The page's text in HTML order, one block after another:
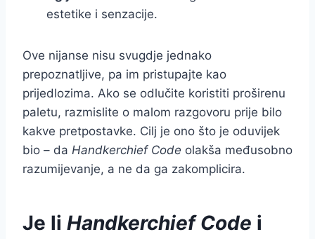
estetike i senzacije.
Ove nijanse nisu svugdje jednako
prepoznatljive, pa im pristupajte kao
prijedlozima. Ako se odlučite koristiti proširenu
paletu, razmislite o malom razgovoru prije bilo
kakve pretpostavke. Cilj je ono što je oduvijek
bio – da Handkerchief Code olakša međusobno
razumijevanje, a ne da ga zakomplicira.
Je li Handkerchief Code i